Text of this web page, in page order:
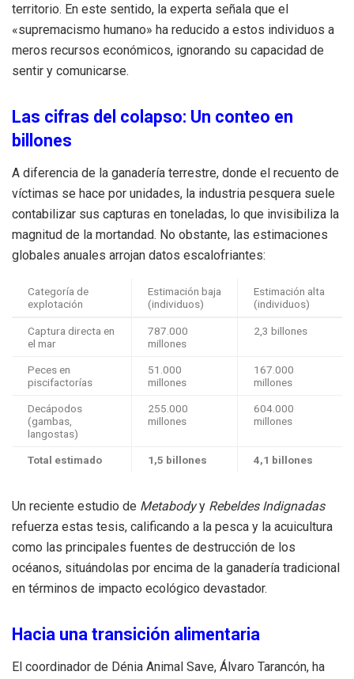
territorio. En este sentido, la experta señala que el
«supremacismo humano» ha reducido a estos individuos a
meros recursos económicos, ignorando su capacidad de
sentir y comunicarse.
Las cifras del colapso: Un conteo en
billones
A diferencia de la ganadería terrestre, donde el recuento de
víctimas se hace por unidades, la industria pesquera suele
contabilizar sus capturas en toneladas, lo que invisibiliza la
magnitud de la mortandad. No obstante, las estimaciones
globales anuales arrojan datos escalofriantes:
Categoría de
explotación
Estimación baja
(individuos)
Estimación alta
(individuos)
Captura directa en
el mar
787.000
millones
2,3 billones
Peces en
piscifactorías
51.000
millones
167.000
millones
Decápodos
(gambas,
langostas)
255.000
millones
604.000
millones
Total estimado 1,5 billones 4,1 billones
Un reciente estudio de Metabodyy Rebeldes Indignadas
refuerza estas tesis, calificando a la pesca y la acuicultura
como las principales fuentes de destrucción de los
océanos, situándolas por encima de la ganadería tradicional
en términos de impacto ecológico devastador.
Hacia una transición alimentaria
El coordinador de Dénia Animal Save, Álvaro Tarancón, ha